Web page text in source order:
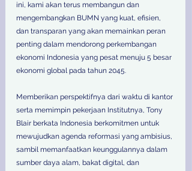
ini, kami akan terus membangun dan
mengembangkan BUMN yang kuat, efisien,
dan transparan yang akan memainkan peran
penting dalam mendorong perkembangan
ekonomi Indonesia yang pesat menuju 5 besar
ekonomi global pada tahun 2045.
Memberikan perspektifnya dari waktu di kantor
serta memimpin pekerjaan Institutnya, Tony
Blair berkata Indonesia berkomitmen untuk
mewujudkan agenda reformasi yang ambisius,
sambil memanfaatkan keunggulannya dalam
sumber daya alam, bakat digital, dan